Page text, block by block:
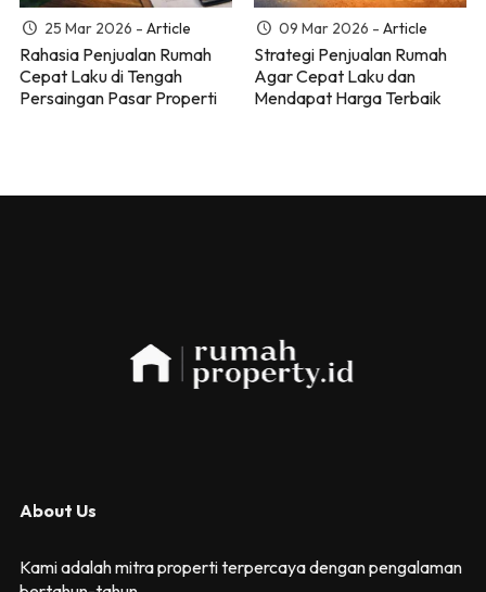
25 Mar 2026 - Article
Rahasia Penjualan Rumah
Cepat Laku di Tengah
Persaingan Pasar Properti
09 Mar 2026 - Article
Strategi Penjualan Rumah
Agar Cepat Laku dan
Mendapat Harga Terbaik
About Us
Kami adalah mitra properti terpercaya dengan pengalaman